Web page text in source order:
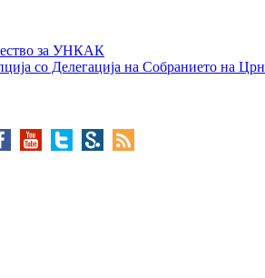
за УНКАК
со Делегација на Собранието на